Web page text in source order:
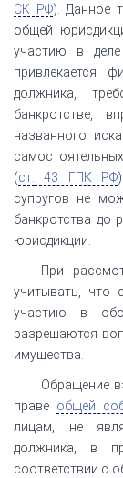
СК РФ). Данное
общей
участию в
привлекается
должника,
банкротстве,
названного
(ст. 43 ГПК РФ
супругов не
банкротства до
юрисдикции.
При
учитывать, что
участию в
разрешаются
имущества.
Обращение
праве общей
лицам, не
должника, в
соответствии с